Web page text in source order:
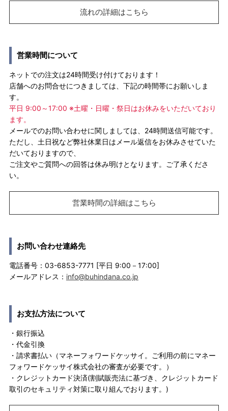
流れの詳細はこちら
営業時間について
ネットでの注文は24時間受け付けております！
店舗へのお問合せにつきましては、下記の時間帯にお願いしま
す。
平日 9:00～17:00 ※土曜・日曜・祭日はお休みをいただいており
ます。
メールでのお問い合わせに関しましては、24時間送信可能です。
ただし、土日祝など弊社休業日はメール返信をお休みさせていた
だいておりますので、
ご注文やご質問への回答は休み明けとなります。ご了承くださ
い。
営業時間の詳細はこちら
お問い合わせ連絡先
電話番号：03-6853-7771 [平日 9:00－17:00]
メールアドレス： info@buhindana.co.jp
お支払方法について
・銀行振込
・代金引換
・請求書払い（マネーフォワードケッサイ。ご利用の前にマネー
フォワードケッサイ株式会社の審査が必要です。）
・クレジットカード決済(割賦販売法に基づき、クレジットカード
取引のセキュリティ対策に取り組んでおります。)